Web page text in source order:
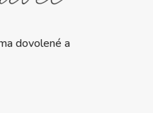
dovolené a